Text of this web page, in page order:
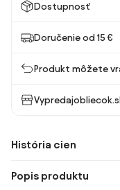
Dostupnosť
Doručenie od 15 €
Produkt môžete
História cien
Popis produktu